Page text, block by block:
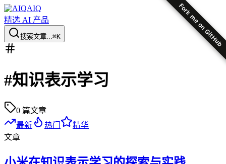
Fork me on GitHub
AIQ
精选 AI 产品
搜索文章...⌘K
#知识表示学习
0 篇文章
最新
热门
精华
文章